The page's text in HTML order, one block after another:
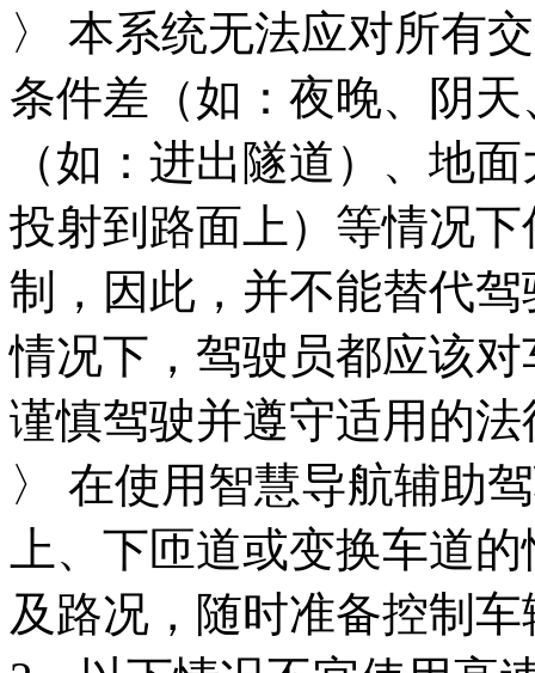
〉 本系统无法应对所有交
条件差（如：夜晚、阴
（如：进出隧道）、
投射到路面上）等情况
制，因此，并不能
情况下，驾驶员都应该
谨慎驾驶并遵守适用的
〉 在使用智慧导航辅助
上、下匝道或变换车道
及路况，随时准备控制